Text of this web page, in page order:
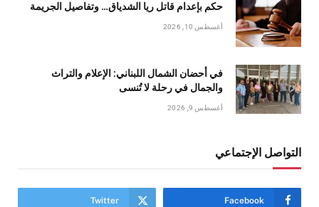
حكم بإعدام قاتل ريا الشدياق… وتفاصيل الجريمة
أغسطس 10, 2026
في أحضان الشمال اللبناني: الإعلام والتراث
والجمال في رحلة لا تُنسى
أغسطس 9, 2026
التواصل الإجتماعي
Facebook
Twitter